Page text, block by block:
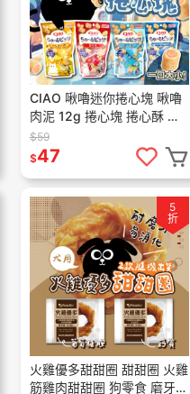
CIAO 啾嚕迷你捲心塊 啾嚕
肉泥 12g 捲心塊 捲心酥 捲
心條 肉泥 貓零食 貓點心 肉
泥條
$59
$47
5
折
火雞優多甜甜圈 甜甜圈 火雞
筋雞肉甜甜圈 狗零食 磨牙零